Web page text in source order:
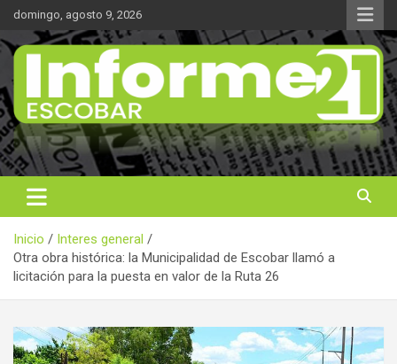
Saltar
contenido
domingo, agosto 9, 2026
Informe 21
Noticas reales
Inicio
Interes general
Otra obra histórica: la Municipalidad de Escobar llamó a
licitación para la puesta en valor de la Ruta 26